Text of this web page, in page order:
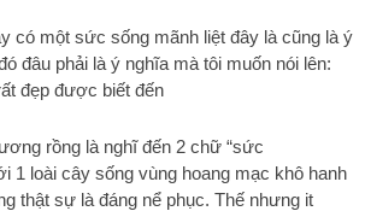
có một sức sống mãnh liệt đây là cũng là ý
đâu phải là ý nghĩa mà tôi muốn nói lên:
đẹp được biết đến
rồng là nghĩ đến 2 chữ “sức
1 loài cây sống vùng hoang mạc khô hanh
thật sự là đáng nể phục. Thế nhưng it